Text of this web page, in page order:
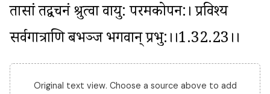
तासां तद्वचनं श्रुत्वा वायु: परमकोपन:। प्रविश्य
सर्वगात्राणि बभञ्ज भगवान् प्रभु:।।1.32.23।।
Original text view. Choose a source above to add